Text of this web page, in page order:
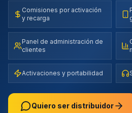
Oportunidad de
Genera ingresos
Comisiones por activación
y recarga
Panel de administración de
clientes
Activaciones y portabilidad
Quiero ser distribuidor